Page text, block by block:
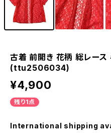
古着 前開き 花柄 総レース
(ttu2506034)
¥4,900
残り1点
International shipping